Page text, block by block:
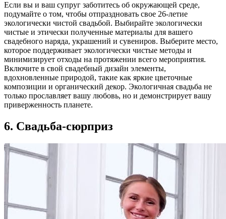
Если вы и ваш супруг заботитесь об окружающей среде,
подумайте о том, чтобы отпраздновать свое 26-летие
экологически чистой свадьбой. Выбирайте экологически
чистые и этически полученные материалы для вашего
свадебного наряда, украшений и сувениров. Выберите место,
которое поддерживает экологически чистые методы и
минимизирует отходы на протяжении всего мероприятия.
Включите в свой свадебный дизайн элементы,
вдохновленные природой, такие как яркие цветочные
композиции и органический декор. Экологичная свадьба не
только прославляет вашу любовь, но и демонстрирует вашу
приверженность планете.
6. Свадьба-сюрприз